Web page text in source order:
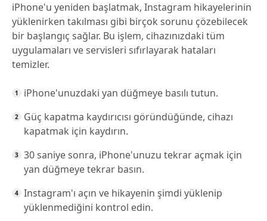
iPhone'u yeniden başlatmak, Instagram hikayelerinin
yüklenirken takılması gibi birçok sorunu çözebilecek
bir başlangıç sağlar. Bu işlem, cihazınızdaki tüm
uygulamaları ve servisleri sıfırlayarak hataları
temizler.
iPhone'unuzdaki yan düğmeye basılı tutun.
Güç kapatma kaydırıcısı göründüğünde, cihazı
kapatmak için kaydırın.
30 saniye sonra, iPhone'unuzu tekrar açmak için
yan düğmeye tekrar basın.
Instagram'ı açın ve hikayenin şimdi yüklenip
yüklenmediğini kontrol edin.